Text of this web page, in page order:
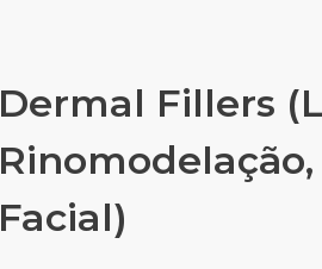
Dermal Fillers
Facial)